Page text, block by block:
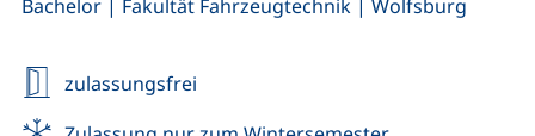
Bachelor | Fakultät Fahrzeugtechnik | Wolfsburg
zulassungsfrei